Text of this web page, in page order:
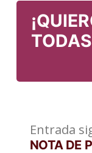
Entrada
NOTA DE